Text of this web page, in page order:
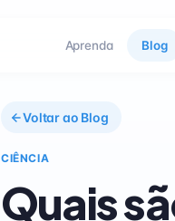
Aprenda Blog
Voltar ao Blog
CIÊNCIA
Quais